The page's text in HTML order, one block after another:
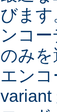
びま
ンコ
のみ
エン